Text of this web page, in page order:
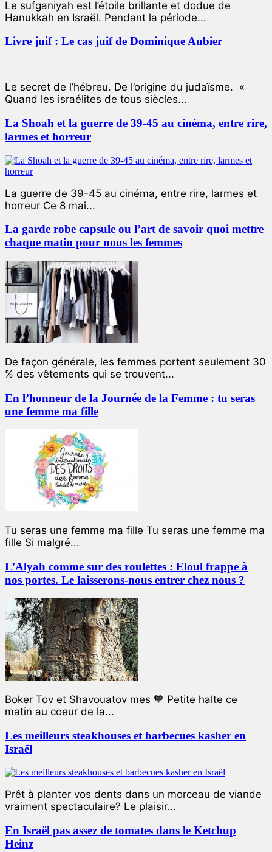
Le sufganiyah est l’étoile brillante et dodue de
Hanukkah en Israël. Pendant la période...
Livre juif : Le cas juif de Dominique Aubier
Le secret de l’hébreu. De l’origine du judaïsme. «
Quand les israélites de tous siècles...
La Shoah et la guerre de 39-45 au cinéma, entre rire,
larmes et horreur
La guerre de 39-45 au cinéma, entre rire, larmes et
horreur Ce 8 mai...
La garde robe capsule ou l’art de savoir quoi mettre
chaque matin pour nous les femmes
De façon générale, les femmes portent seulement 30
% des vêtements qui se trouvent...
En l’honneur de la Journée de la Femme : tu seras
une femme ma fille
Tu seras une femme ma fille Tu seras une femme ma
fille Si malgré...
L’Alyah comme sur des roulettes : Eloul frappe à
nos portes. Le laisserons-nous entrer chez nous ?
Boker Tov et Shavouatov mes 🧡 Petite halte ce
matin au coeur de la...
Les meilleurs steakhouses et barbecues kasher en
Israël
Prêt à planter vos dents dans un morceau de viande
vraiment spectaculaire? Le plaisir...
En Israël pas assez de tomates dans le Ketchup
Heinz